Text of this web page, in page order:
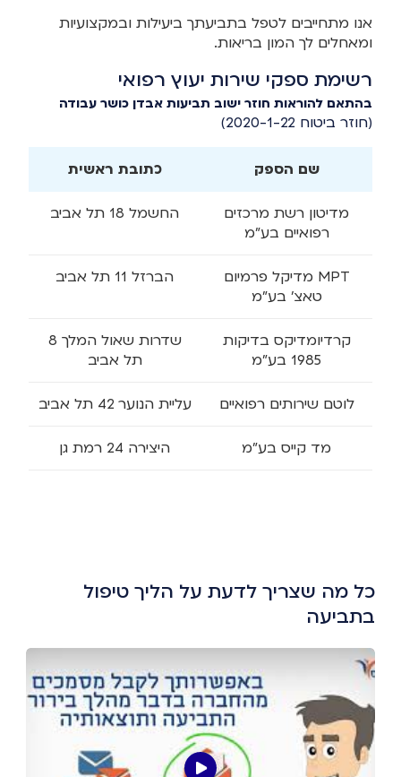
אנו מתחייבים לטפל בתביעתך ביעילות ובמקצועיות
ומאחלים לך המון בריאות.
רשימת ספקי שירות יעוץ רפואי
בהתאם להוראות חוזר ישוב תביעות אבדן כושר עבודה
(חוזר ביטוח 2020-1-22)
שם הספק כתובת ראשית
מדיטון רשת מרכזים
רפואיים בע"מ
החשמל 18 תל אביב
MPT מדיקל פרמיום
טאצ' בע"מ
הברזל 11 תל אביב
קרדיומדיקס בדיקות
1985 בע"מ
שדרות שאול המלך 8
תל אביב
לוטם שירותים רפואיים עליית הנוער 42 תל אביב
מד קייס בע"מ היצירה 24 רמת גן
כל מה שצריך לדעת על הליך טיפול
בתביעה